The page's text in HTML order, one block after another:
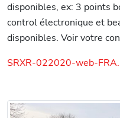
disponibles, ex: 3 points
control électronique et
disponibles. Voir votre
SRXR-022020-web-